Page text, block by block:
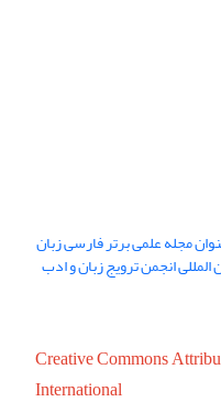
مجله علمی برتر فارسی زبان
بین المللی انجمن ترویج زبان و ادب
Creative Commons
International